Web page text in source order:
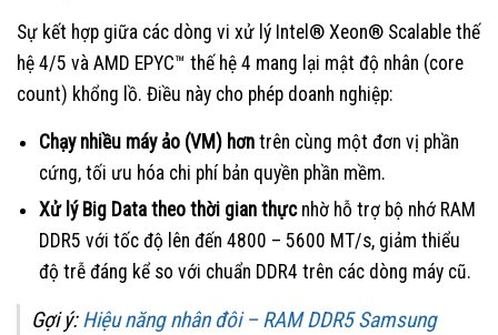
Sự kết hợp giữa các dòng vi xử lý Intel® Xeon® Scalable thế
hệ 4/5 và AMD EPYC™ thế hệ 4 mang lại mật độ nhân (core
count) khổng lồ. Điều này cho phép doanh nghiệp:
Chạy nhiều máy ảo (VM) hơn trên cùng một đơn vị phần
cứng, tối ưu hóa chi phí bản quyền phần mềm.
Xử lý Big Data theo thời gian thựcnhờ hỗ trợ bộ nhớ RAM
DDR5 với tốc độ lên đến 4800 – 5600 MT/s, giảm thiểu
độ trễ đáng kể so với chuẩn DDR4 trên các dòng máy cũ.
Gợi ý:Hiệu năng nhân đôi – RAM DDR5 Samsung